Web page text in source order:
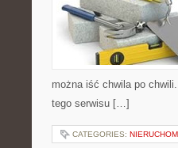
można iść chwila po
tego serwisu […]
CATEGORIES: